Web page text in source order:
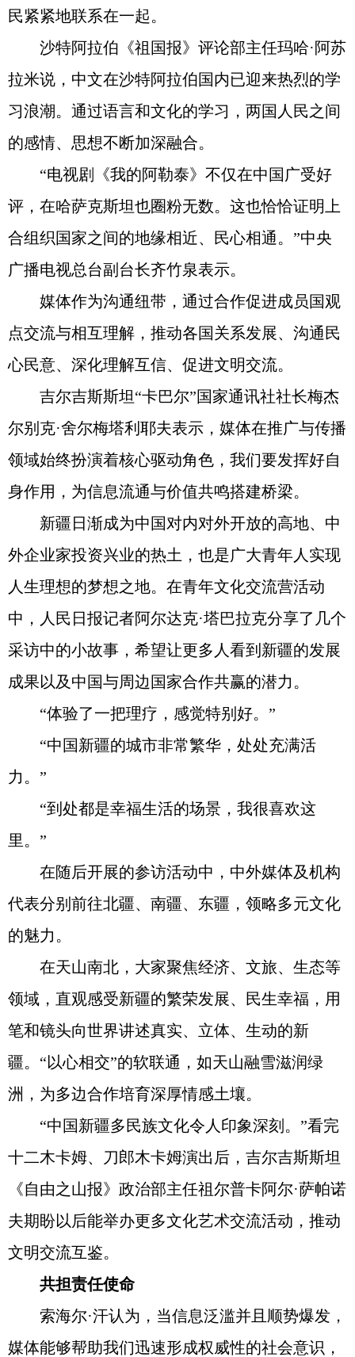
民紧紧地联系在一起。
沙特阿拉伯《祖国报》评论部主任玛哈·阿苏
拉米说，中文在沙特阿拉伯国内已迎来热烈的学
习浪潮。通过语言和文化的学习，两国人民之间
的感情、思想不断加深融合。
“电视剧《我的阿勒泰》不仅在中国广受好
评，在哈萨克斯坦也圈粉无数。这也恰恰证明上
合组织国家之间的地缘相近、民心相通。”中央
广播电视总台副台长齐竹泉表示。
媒体作为沟通纽带，通过合作促进成员国观
点交流与相互理解，推动各国关系发展、沟通民
心民意、深化理解互信、促进文明交流。
吉尔吉斯斯坦“卡巴尔”国家通讯社社长梅杰
尔别克·舍尔梅塔利耶夫表示，媒体在推广与传播
领域始终扮演着核心驱动角色，我们要发挥好自
身作用，为信息流通与价值共鸣搭建桥梁。
新疆日渐成为中国对内对外开放的高地、中
外企业家投资兴业的热土，也是广大青年人实现
人生理想的梦想之地。在青年文化交流营活动
中，人民日报记者阿尔达克·塔巴拉克分享了几个
采访中的小故事，希望让更多人看到新疆的发展
成果以及中国与周边国家合作共赢的潜力。
“体验了一把理疗，感觉特别好。”
“中国新疆的城市非常繁华，处处充满活
力。”
“到处都是幸福生活的场景，我很喜欢这
里。”
在随后开展的参访活动中，中外媒体及机构
代表分别前往北疆、南疆、东疆，领略多元文化
的魅力。
在天山南北，大家聚焦经济、文旅、生态等
领域，直观感受新疆的繁荣发展、民生幸福，用
笔和镜头向世界讲述真实、立体、生动的新
疆。“以心相交”的软联通，如天山融雪滋润绿
洲，为多边合作培育深厚情感土壤。
“中国新疆多民族文化令人印象深刻。”看完
十二木卡姆、刀郎木卡姆演出后，吉尔吉斯斯坦
《自由之山报》政治部主任祖尔普卡阿尔·萨帕诺
夫期盼以后能举办更多文化艺术交流活动，推动
文明交流互鉴。
共担责任使命
索海尔·汗认为，当信息泛滥并且顺势爆发，
媒体能够帮助我们迅速形成权威性的社会意识，